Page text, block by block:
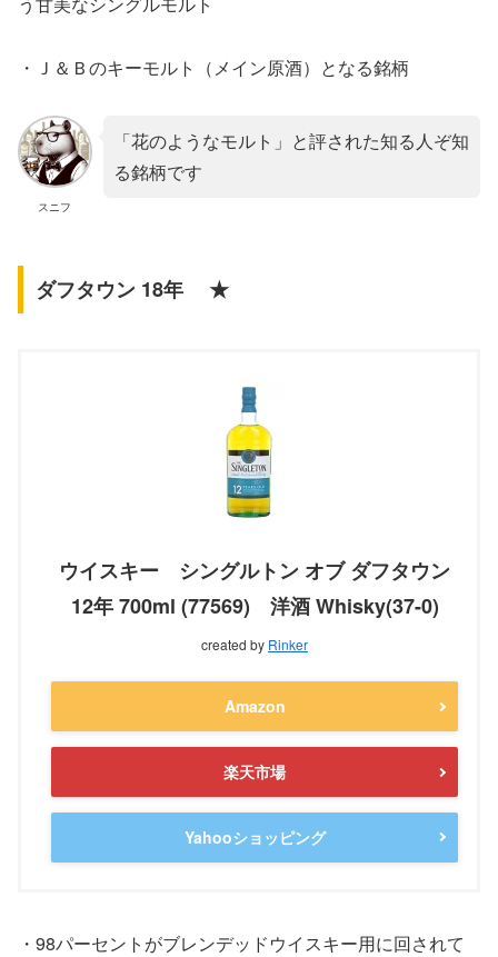
・Ｊ＆Ｂのキーモルト（メイン原酒）となる銘柄
スニフ
「花のようなモルト」と評された知る人ぞ知
る銘柄です
ダフタウン 18年 ★
ウイスキー シングルトン オブ ダフタウン
12年 700ml (77569) 洋酒 Whisky(37-0)
created by Rinker
Amazon
楽天市場
Yahooショッピング
・98パーセントがブレンデッドウイスキー用に回されて